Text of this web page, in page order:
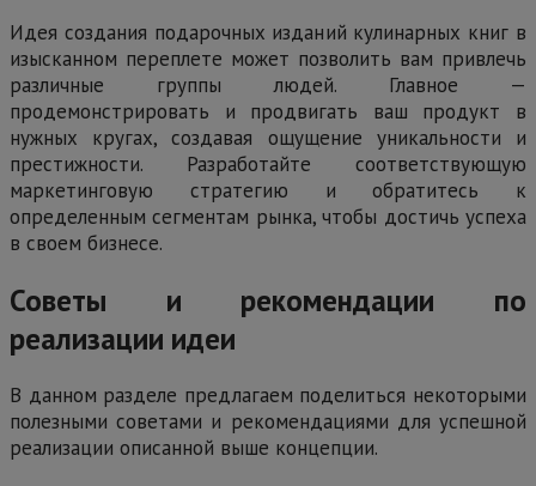
Идея создания подарочных изданий кулинарных книг в
изысканном переплете может позволить вам привлечь
различные группы людей. Главное —
продемонстрировать и продвигать ваш продукт в
нужных кругах, создавая ощущение уникальности и
престижности. Разработайте соответствующую
маркетинговую стратегию и обратитесь к
определенным сегментам рынка, чтобы достичь успеха
в своем бизнесе.
Советы и рекомендации по
реализации идеи
В данном разделе предлагаем поделиться некоторыми
полезными советами и рекомендациями для успешной
реализации описанной выше концепции.